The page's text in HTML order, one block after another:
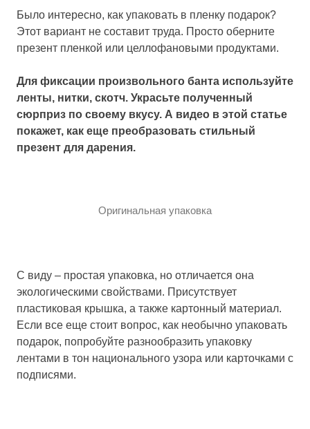
Было интересно, как упаковать в пленку подарок?
Этот вариант не составит труда. Просто оберните
презент пленкой или целлофановыми продуктами.
Для фиксации произвольного банта используйте
ленты, нитки, скотч. Украсьте полученный
сюрприз по своему вкусу. А видео в этой статье
покажет, как еще преобразовать стильный
презент для дарения.
Оригинальная упаковка
С виду – простая упаковка, но отличается она
экологическими свойствами. Присутствует
пластиковая крышка, а также картонный материал.
Если все еще стоит вопрос, как необычно упаковать
подарок, попробуйте разнообразить упаковку
лентами в тон национального узора или карточками с
подписями.